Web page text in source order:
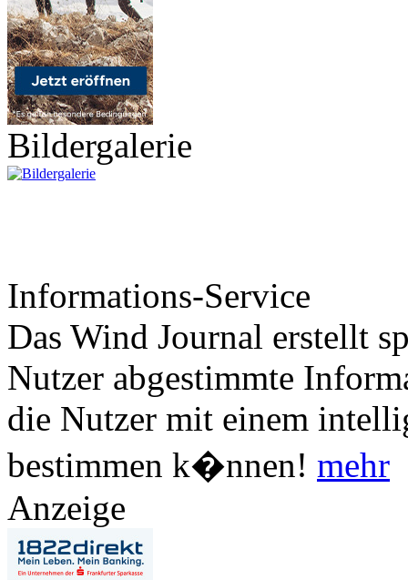
Bildergalerie
Informations-Service
Das Wind Journal erstellt
Nutzer abgestimmte
die Nutzer mit einem
bestimmen k�nnen! mehr
Anzeige